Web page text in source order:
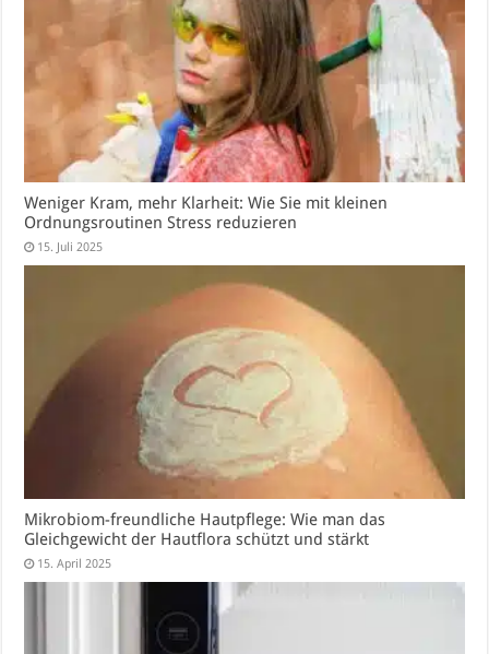
Weniger Kram, mehr Klarheit: Wie Sie mit kleinen
Ordnungsroutinen Stress reduzieren
15. Juli 2025
Mikrobiom-freundliche Hautpflege: Wie man das
Gleichgewicht der Hautflora schützt und stärkt
15. April 2025